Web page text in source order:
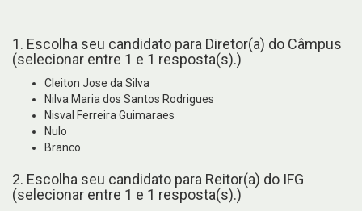
1. Escolha seu candidato para Diretor(a) do Câmpus
(selecionar entre 1 e 1 resposta(s).)
Cleiton Jose da Silva
Nilva Maria dos Santos Rodrigues
Nisval Ferreira Guimaraes
Nulo
Branco
2. Escolha seu candidato para Reitor(a) do IFG
(selecionar entre 1 e 1 resposta(s).)